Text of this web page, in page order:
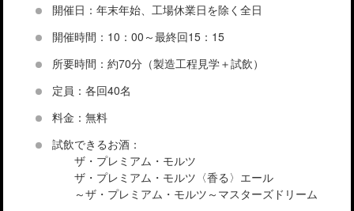
開催日：年末年始、工場休業日を除く全日
開催時間：10：00～最終回15：15
所要時間：約70分（製造工程見学＋試飲）
定員：各回40名
料金：無料
試飲できるお酒：
ザ・プレミアム・モルツ
ザ・プレミアム・モルツ〈香る〉エール
～ザ・プレミアム・モルツ～マスターズドリーム